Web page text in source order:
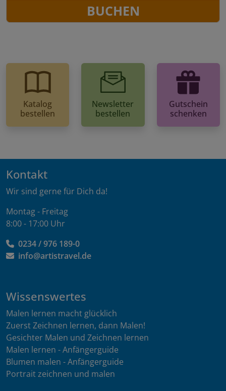
BUCHEN
Katalog
bestellen
Newsletter
bestellen
Gutschein
schenken
Kontakt
Wir sind gerne für Dich da!
Montag - Freitag
8:00 - 17:00 Uhr
0234 / 976 189-0
info@artistravel.de
Wissenswertes
Malen lernen macht glücklich
Zuerst Zeichnen lernen, dann Malen!
Gesichter Malen und Zeichnen lernen
Malen lernen - Anfängerguide
Blumen malen - Anfängerguide
Portrait zeichnen und malen